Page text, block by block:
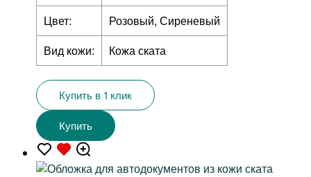
Цвет:
Розовый, Сиреневый
Вид кожи:
Кожа ската
Купить в 1 клик
Купить